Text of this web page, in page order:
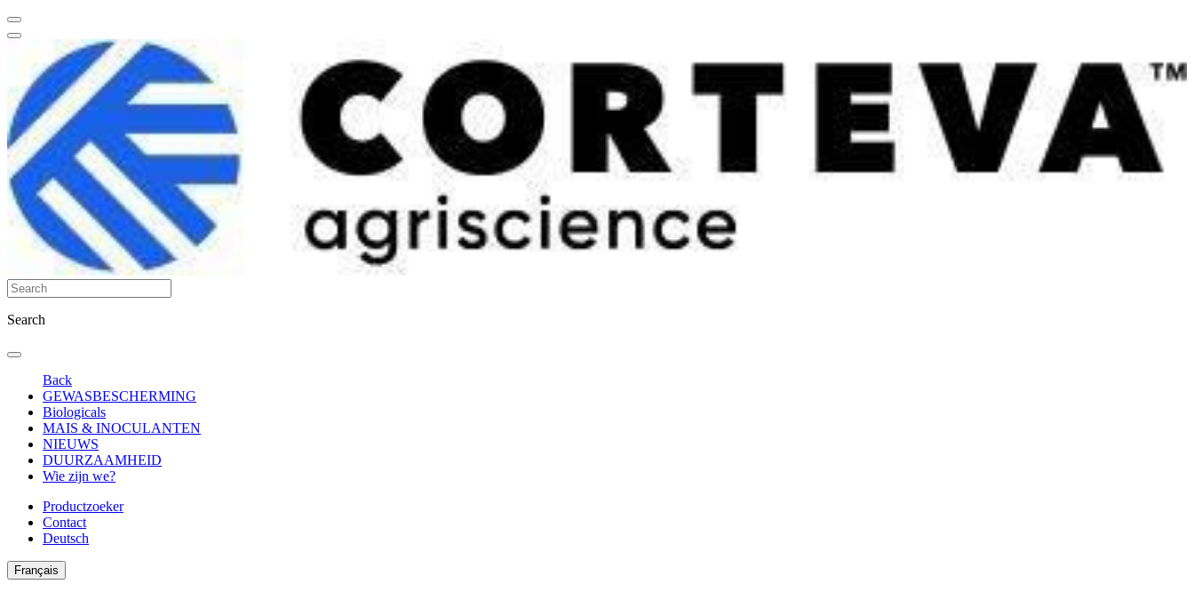
Search
Back
GEWASBESCHERMING
Biologicals
MAIS & INOCULANTEN
NIEUWS
DUURZAAMHEID
Wie zijn we?
Productzoeker
Contact
Deutsch
Français